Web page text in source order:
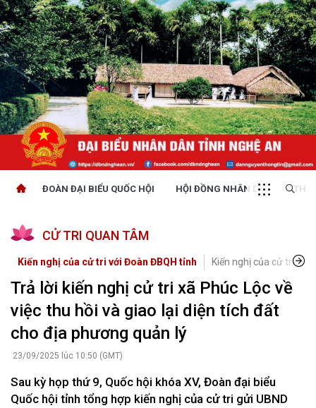
ĐOÀN ĐẠI BIỂU QUỐC HỘI HỘI ĐỒNG NHÂN DÂN
CỬ TRI QUAN TÂM
Kiến nghị của cử tri với Đoàn ĐBQH tỉnh Kiến nghị của cử tri với
Trả lời kiến nghị cử tri xã Phúc Lộc về
việc thu hồi và giao lại diện tích đất
cho địa phương quản lý
23/09/2025 lúc 10:50 (GMT)
Sau kỳ họp thứ 9, Quốc hội khóa XV, Đoàn đại biểu
Quốc hội tỉnh tổng hợp kiến nghị của cử tri gửi UBND